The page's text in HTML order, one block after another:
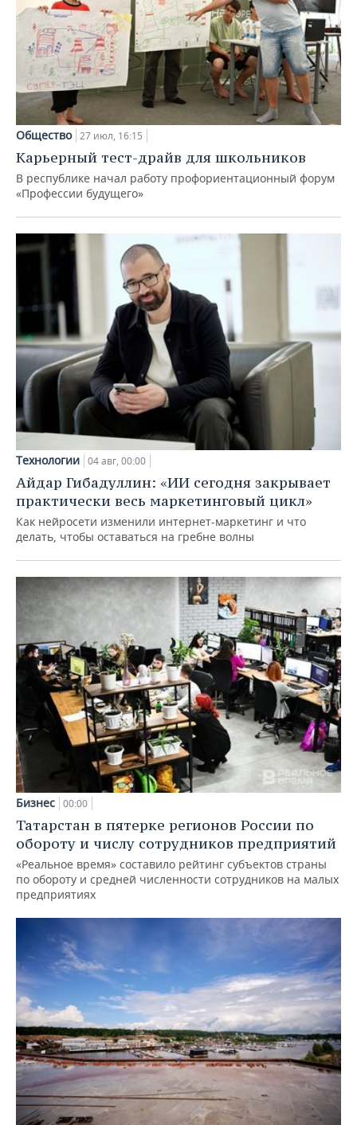
Общество 27 июл, 16:15
Карьерный тест-драйв для школьников
В республике начал работу профориентационный форум
«Профессии будущего»
Технологии 04 авг, 00:00
Айдар Гибадуллин: «ИИ сегодня закрывает
практически весь маркетинговый цикл»
Как нейросети изменили интернет-маркетинг и что
делать, чтобы оставаться на гребне волны
Бизнес 00:00
Татарстан в пятерке регионов России по
обороту и числу сотрудников предприятий
«Реальное время» составило рейтинг субъектов страны
по обороту и средней численности сотрудников на малых
предприятиях